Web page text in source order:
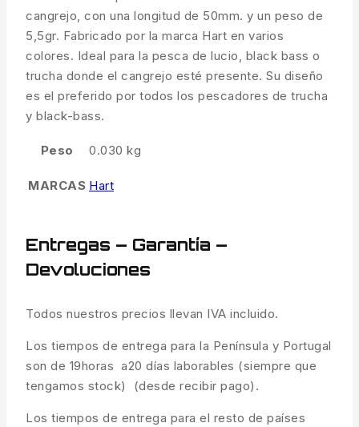
cangrejo, con una longitud de 50mm. y un peso de
5,5gr. Fabricado por la marca Hart en varios
colores. Ideal para la pesca de lucio, black bass o
trucha donde el cangrejo esté presente. Su diseño
es el preferido por todos los pescadores de trucha
y black-bass.
Peso 0.030 kg
MARCAS Hart
Entregas – Garantía –
Devoluciones
Todos nuestros precios llevan IVA incluido.
Los tiempos de entrega para la Península y Portugal
son de 19horas a20 días laborables (siempre que
tengamos stock) (desde recibir pago).
Los tiempos de entrega para el resto de países